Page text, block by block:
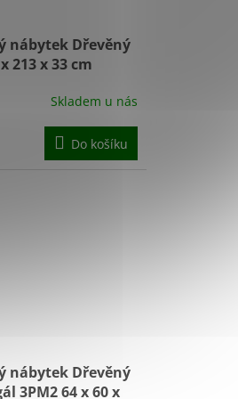
nábytek Dřevěný
213 x 33 cm
Skladem u nás
Do košíku
nábytek Dřevěný
3PM2 64 x 60 x